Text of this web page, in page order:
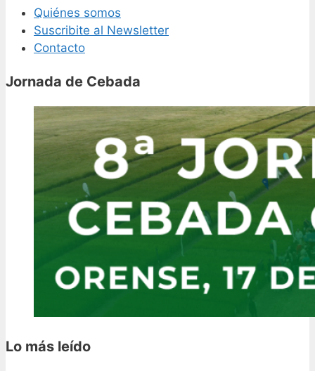
Quiénes somos
Suscribite al Newsletter
Contacto
Jornada de Cebada
Lo más leído